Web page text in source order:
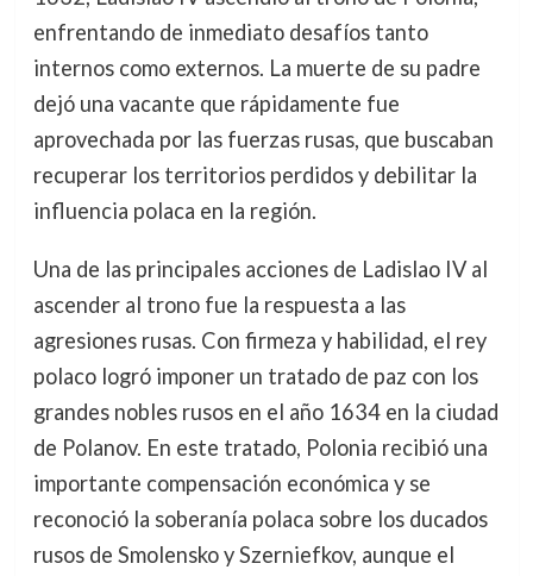
enfrentando de inmediato desafíos tanto
internos como externos. La muerte de su padre
dejó una vacante que rápidamente fue
aprovechada por las fuerzas rusas, que buscaban
recuperar los territorios perdidos y debilitar la
influencia polaca en la región.
Una de las principales acciones de Ladislao IV al
ascender al trono fue la respuesta a las
agresiones rusas. Con firmeza y habilidad, el rey
polaco logró imponer un tratado de paz con los
grandes nobles rusos en el año 1634 en la ciudad
de Polanov. En este tratado, Polonia recibió una
importante compensación económica y se
reconoció la soberanía polaca sobre los ducados
rusos de Smolensko y Szerniefkov, aunque el